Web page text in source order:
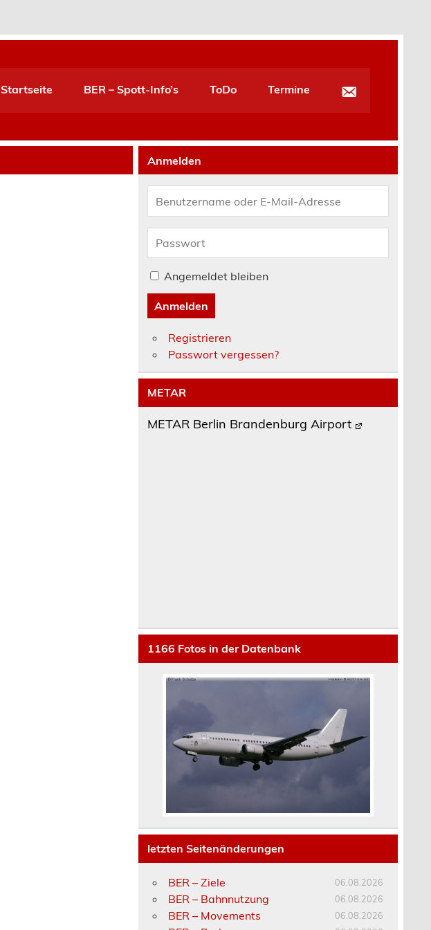
Startseite BER – Spott-Info’s ToDo Termine
Anmelden
Angemeldet bleiben
Anmelden
Registrieren
Passwort vergessen?
METAR
METAR Berlin Brandenburg Airport
1166 Fotos in der Datenbank
letzten Seitenänderungen
BER – Ziele 06.08.2026
BER – Bahnnutzung 06.08.2026
BER – Movements 06.08.2026